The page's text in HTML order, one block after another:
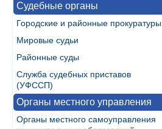
Судебные органы
Городские и районные прокуратуры
Мировые судьи
Районные суды
Служба судебных приставов
(УФССП)
Органы местного управления
Органы местного самоуправления